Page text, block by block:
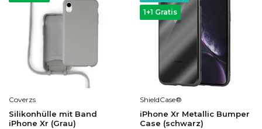
Coverzs
Silikonhülle mit Band
iPhone Xr (Grau)
1+1 Gratis
ShieldCase®
iPhone Xr Metallic Bumper
Case (schwarz)